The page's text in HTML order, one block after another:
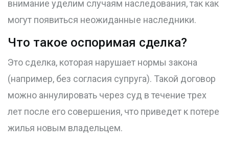
внимание уделим случаям наследования, так как
могут появиться неожиданные наследники.
Что такое оспоримая сделка?
Это сделка, которая нарушает нормы закона
(например, без согласия супруга). Такой договор
можно аннулировать через суд в течение трех
лет после его совершения, что приведет к потере
жилья новым владельцем.